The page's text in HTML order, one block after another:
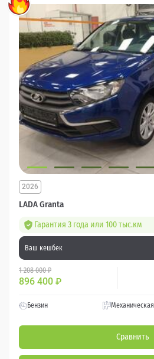
LADA Granta
2026
Гарантия 3 года или 100 тыс.км
Ваш кешбек
1 208 000 ₽
896 400 ₽
Бензин Механическая
Сравнить